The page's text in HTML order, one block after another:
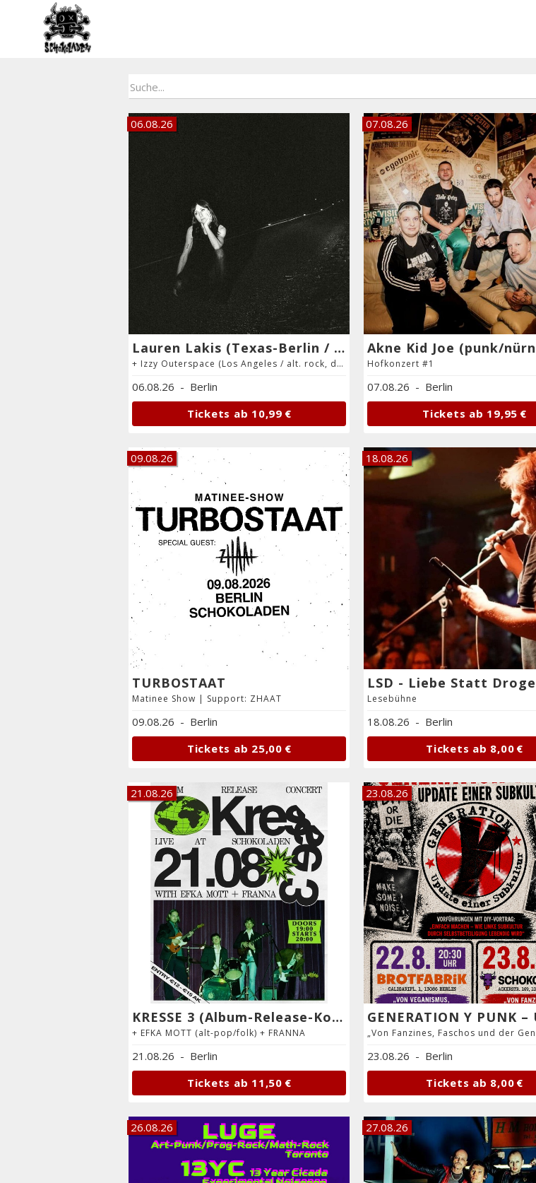
06.08.26
Lauren Lakis (Texas-Berlin / dreamgaze, alt. rock)
+ Izzy Outerspace (Los Angeles / alt. rock, dream pop)
06.08.26 - Berlin
Tickets ab 10,99 €
07.08.26
Hofkonzert #1
07.08.26 - Berlin
Tickets ab 19,95 €
09.08.26
TURBOSTAAT
Matinee Show | Support: ZHAAT
09.08.26 - Berlin
Tickets ab 25,00 €
18.08.26
LSD - Liebe Statt
Lesebühne
18.08.26 - Berlin
Tickets ab 8,00 €
21.08.26
KRESSE 3 (Album-Release-Konzert!) (indie-pop / krautrock, berlin-wedding)
+ EFKA MOTT (alt-pop/folk) + FRANNA
21.08.26 - Berlin
Tickets ab 11,50 €
23.08.26
23.08.26 - Berlin
Tickets ab 8,00 €
26.08.26 27.08.26